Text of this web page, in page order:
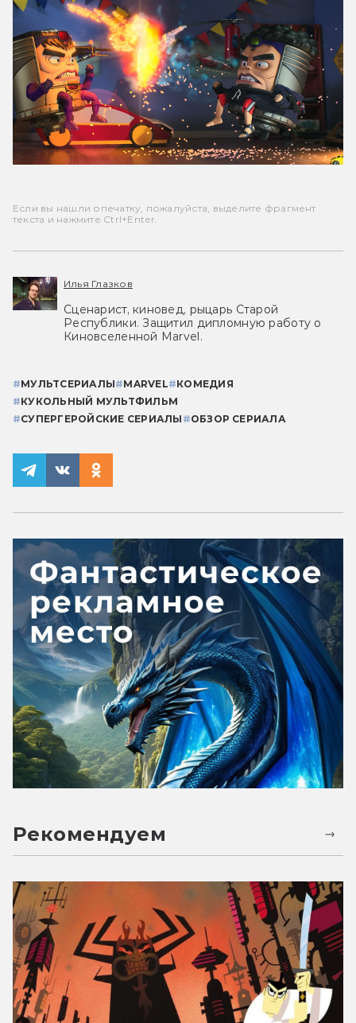
Если вы нашли опечатку, пожалуйста, выделите фрагмент
текста и нажмите Ctrl+Enter.
Илья Глазков
Сценарист, киновед, рыцарь Старой
Республики. Защитил дипломную работу о
Киновселенной Marvel.
#МУЛЬТСЕРИАЛЫ#MARVEL#КОМЕДИЯ
#КУКОЛЬНЫЙ МУЛЬТФИЛЬМ
#СУПЕРГЕРОЙСКИЕ СЕРИАЛЫ #ОБЗОР СЕРИАЛА
Рекомендуем